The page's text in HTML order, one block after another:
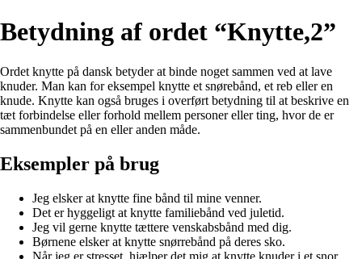
Betydning af ordet “Knytte,2”
Ordet knytte på dansk betyder at binde noget sammen ved at lave
knuder. Man kan for eksempel knytte et snørebånd, et reb eller en
knude. Knytte kan også bruges i overført betydning til at beskrive en
tæt forbindelse eller forhold mellem personer eller ting, hvor de er
sammenbundet på en eller anden måde.
Eksempler på brug
Jeg elsker at knytte fine bånd til mine venner.
Det er hyggeligt at knytte familiebånd ved juletid.
Jeg vil gerne knytte tættere venskabsbånd med dig.
Børnene elsker at knytte snørrebånd på deres sko.
Når jeg er stresset, hjælper det mig at knytte knuder i et snor.